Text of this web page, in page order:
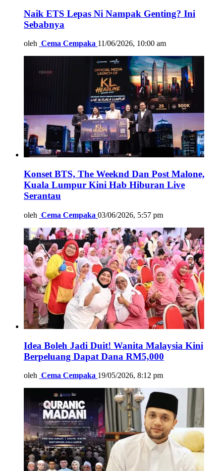
Naik ETS Lepas Ni Nampak Genting? Ini
Sebabnya
oleh Cema Cempaka 11/06/2026, 10:00 am
Konset BTS, The Weeknd Dan Post Malone,
Kuala Lumpur Kini Hab Hiburan Live
Serantau
oleh Cema Cempaka 03/06/2026, 5:57 pm
Idea Boleh Jadi Duit! Wanita Malaysia Kini
Berpeluang Dapat Dana RM5,000
oleh Cema Cempaka 19/05/2026, 8:12 pm